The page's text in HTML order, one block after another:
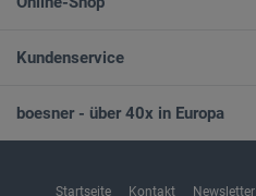
Kundenservice
boesner - über 40x in Europa
Startseite Kontakt Newsletter